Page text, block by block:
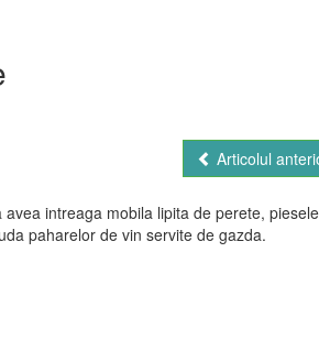
Articolul
intreaga mobila lipita de perete,
paharelor de vin servite de gazda.